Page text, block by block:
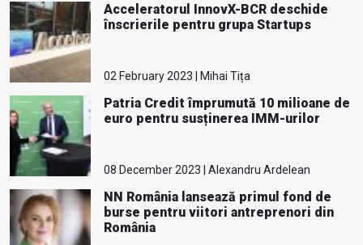
Acceleratorul InnovX-BCR deschide
înscrierile pentru grupa Startups
02 February 2023 | Mihai Tița
Patria Credit împrumută 10 milioane de
euro pentru susținerea IMM-urilor
08 December 2023 | Alexandru Ardelean
NN România lansează primul fond de
burse pentru viitori antreprenori din
România